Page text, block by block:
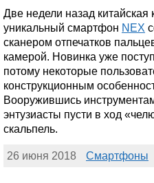
Две недели назад
уникальный смартфон NEX
сканером отпечатков
камерой. Новинка уже
потому некоторые
конструкционным
Вооружившись
энтузиасты пусти в ход
скальпель.
26 июня 2018 Смартфоны